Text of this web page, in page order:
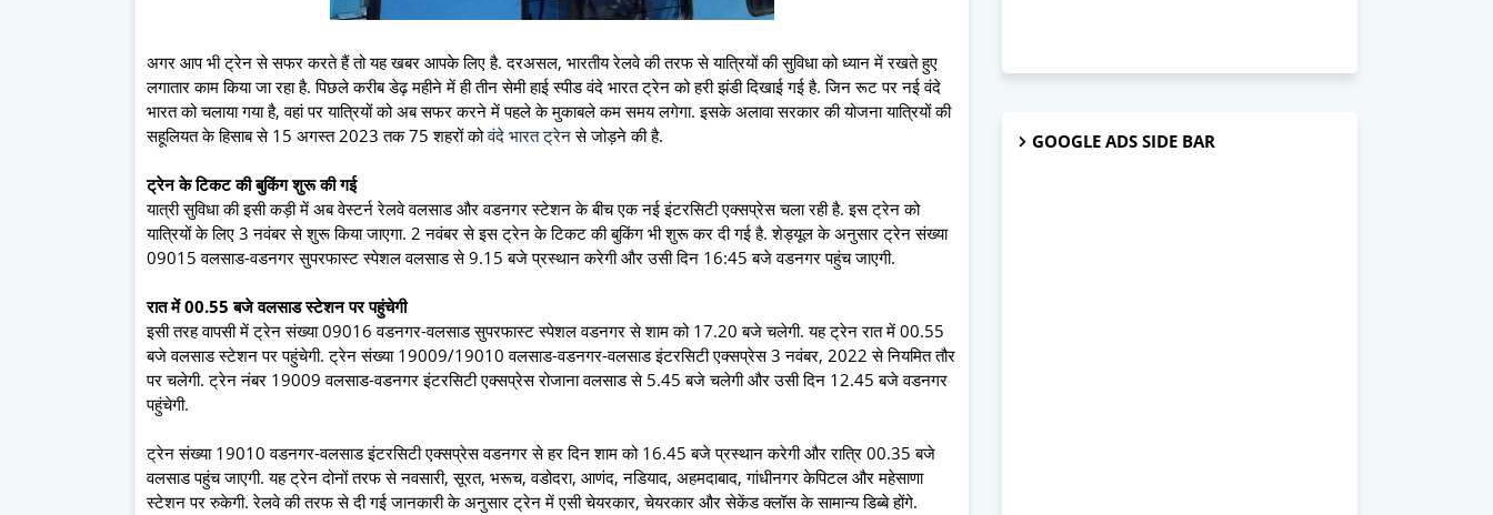
अगर आप भी ट्रेन से सफर करते हैं तो यह खबर आपके ल‍िए है. दरअसल, भारतीय रेलवे की तरफ से यात्र‍ियों की सुव‍िधा को ध्‍यान में रखते हुए
लगातार काम क‍िया जा रहा है. प‍िछले करीब डेढ़ महीने में ही तीन सेमी हाई स्‍पीड वंदे भारत ट्रेन को हरी झंडी द‍िखाई गई है. ज‍िन रूट पर नई वंदे
भारत को चलाया गया है, वहां पर यात्र‍ियों को अब सफर करने में पहले के मुकाबले कम समय लगेगा. इसके अलावा सरकार की योजना यात्र‍ियों की
सहूल‍ियत के ह‍िसाब से 15 अगस्‍त 2023 तक 75 शहरों कोवंदे भारत ट्रेनसे जोड़ने की है.
ट्रेन के ट‍िकट की बुक‍िंग शुरू की गई
यात्री सुव‍िधा की इसी कड़ी में अब वेस्‍टर्न रेलवे वलसाड और वडनगर स्टेशन के बीच एक नई इंटरसिटी एक्सप्रेस चला रही है. इस ट्रेन को
यात्र‍ियों के ल‍िए 3 नवंबर से शुरू क‍िया जाएगा. 2 नवंबर से इस ट्रेन के ट‍िकट की बुक‍िंग भी शुरू कर दी गई है. शेड्यूल के अनुसार ट्रेन संख्या
09015 वलसाड-वडनगर सुपरफास्ट स्पेशल वलसाड से 9.15 बजे प्रस्थान करेगी और उसी दिन 16:45 बजे वडनगर पहुंच जाएगी.
रात में 00.55 बजे वलसाड स्‍टेशन पर पहुंचेगी
इसी तरह वापसी में ट्रेन संख्या 09016 वडनगर-वलसाड सुपरफास्ट स्‍पेशल वडनगर से शाम को 17.20 बजे चलेगी. यह ट्रेन रात में 00.55
बजे वलसाड स्‍टेशन पर पहुंचेगी. ट्रेन संख्या 19009/19010 वलसाड-वडनगर-वलसाड इंटरसिटी एक्‍सप्रेस 3 नवंबर, 2022 से नियमित तौर
पर चलेगी. ट्रेन नंबर 19009 वलसाड-वडनगर इंटरसिटी एक्सप्रेस रोजाना वलसाड से 5.45 बजे चलेगी और उसी दिन 12.45 बजे वडनगर
पहुंचेगी.
ट्रेन संख्या 19010 वडनगर-वलसाड इंटरसिटी एक्सप्रेस वडनगर से हर द‍िन शाम को 16.45 बजे प्रस्‍थान करेगी और रात्रि 00.35 बजे
वलसाड पहुंच जाएगी. यह ट्रेन दोनों तरफ से नवसारी, सूरत, भरूच, वडोदरा, आणंद, नडियाद, अहमदाबाद, गांधीनगर केपिटल और महेसाणा
स्टेशन पर रुकेगी. रेलवे की तरफ से दी गई जानकारी के अनुसार ट्रेन में एसी चेयरकार, चेयरकार और सेकेंड क्‍लॉस के सामान्य डिब्बे होंगे.
GOOGLE ADS SIDE BAR